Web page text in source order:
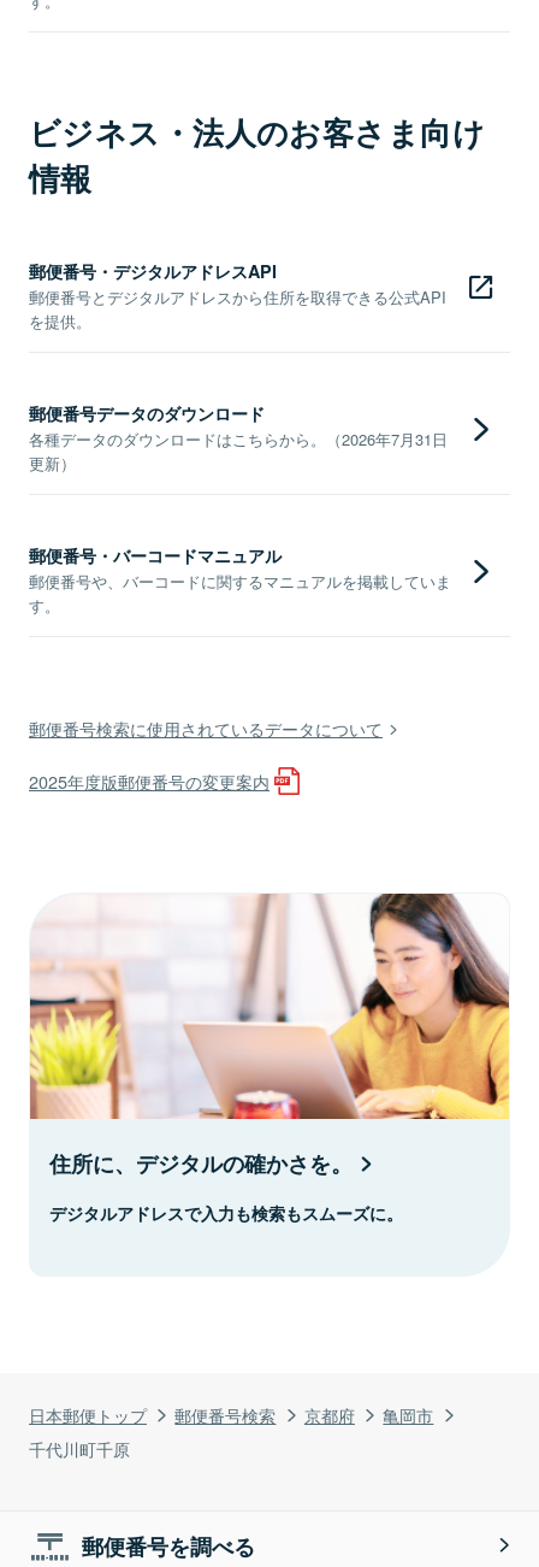
日本郵便トップ 郵便番号検索 京都府
亀岡市
千代川町千原
ビジネス・法人のお客さま向け
情報
郵便番号・デジタルアドレスAPI
郵便番号とデジタルアドレスから住所を取得できる公式API
を提供。
郵便番号データのダウンロード
各種データのダウンロードはこちらから。（2026年7月31日
更新）
郵便番号・バーコードマニュアル
郵便番号や、バーコードに関するマニュアルを掲載していま
す。
郵便番号検索に使用されているデータについて
2025年度版郵便番号の変更案内
住所に、デジタルの確かさを。
デジタルアドレスで入力も検索もスムーズに。
郵便番号を調べる